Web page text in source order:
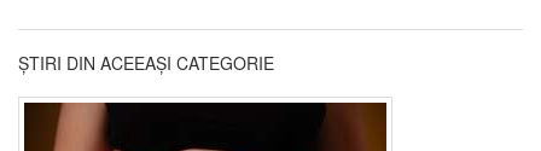
ȘTIRI DIN ACEEAȘI CATEGORIE